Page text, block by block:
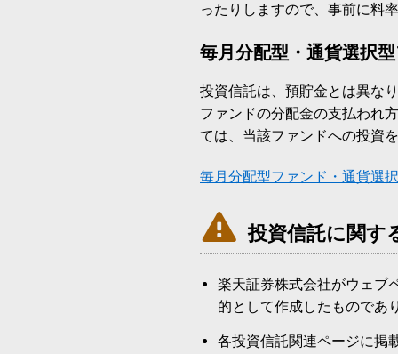
ったりしますので、事前に料
毎月分配型・通貨選択
投資信託は、預貯金とは異な
ファンドの分配金の支払われ
ては、当該ファンドへの投資
毎月分配型ファンド・通貨選
 投資信託に関す
楽天証券株式会社がウェブ
的として作成したものであ
各投資信託関連ページに掲